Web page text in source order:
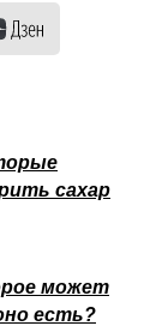
сахар
может
есть?